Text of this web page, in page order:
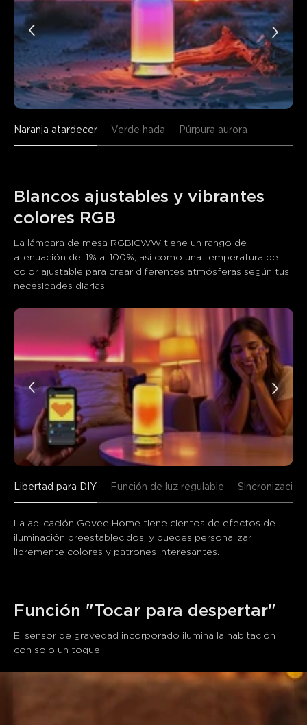
Naranja atardecer Verde hada Púrpura aurora
Blancos ajustables y vibrantes
colores RGB
La lámpara de mesa RGBICWW tiene un rango de
atenuación del 1% al 100%, así como una temperatura de
color ajustable para crear diferentes atmósferas según tus
necesidades diarias.
Libertad para DIY Función de luz regulable
La aplicación Govee Home tiene cientos de efectos de
iluminación preestablecidos, y puedes personalizar
libremente colores y patrones interesantes.
Función "Tocar para despertar"
El sensor de gravedad incorporado ilumina la habitación
con solo un toque.